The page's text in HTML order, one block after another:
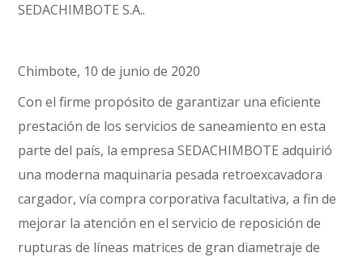
SEDACHIMBOTE S.A..
Chimbote, 10 de junio de 2020
Con el firme propósito de garantizar una eficiente
prestación de los servicios de saneamiento en esta
parte del país, la empresa SEDACHIMBOTE adquirió
una moderna maquinaria pesada retroexcavadora
cargador, vía compra corporativa facultativa, a fin de
mejorar la atención en el servicio de reposición de
rupturas de líneas matrices de gran diametraje de